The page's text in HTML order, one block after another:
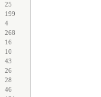
25
199
4
268
16
10
43
26
28
46